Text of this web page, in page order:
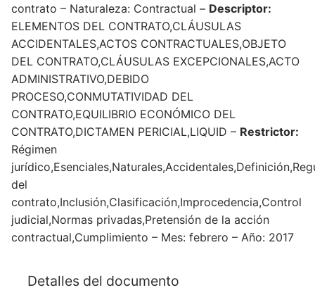
contrato – Naturaleza: Contractual – Descriptor:
ELEMENTOS DEL CONTRATO,CLÁUSULAS
ACCIDENTALES,ACTOS CONTRACTUALES,OBJETO
DEL CONTRATO,CLÁUSULAS EXCEPCIONALES,ACTO
ADMINISTRATIVO,DEBIDO
PROCESO,CONMUTATIVIDAD DEL
CONTRATO,EQUILIBRIO ECONÓMICO DEL
CONTRATO,DICTAMEN PERICIAL,LIQUID – Restrictor:
Régimen
del
contrato,Inclusión,Clasificación,Improcedencia,Control
judicial,Normas privadas,Pretensión de la acción
contractual,Cumplimiento – Mes: febrero – Año: 2017
Detalles del documento